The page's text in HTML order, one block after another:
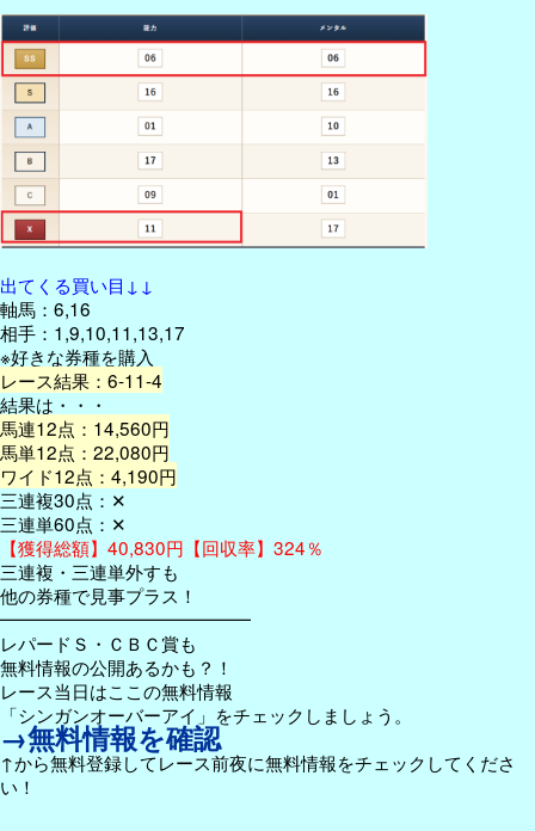
出てくる買い目↓↓
軸馬：6,16
相手：1,9,10,11,13,17
※好きな券種を購入
レース結果：6-11-4
結果は・・・
馬連12点：14,560円
馬単12点：22,080円
ワイド12点：4,190円
三連複30点：✕
三連単60点：✕
【獲得総額】40,830円【回収率】324％
三連複・三連単外すも
他の券種で見事プラス！
━━━━━━━━━━━━━━
レパードＳ・ＣＢＣ賞も
無料情報の公開あるかも？！
レース当日はここの無料情報
「シンガンオーバーアイ」をチェックしましょう。
→無料情報を確認
↑から無料登録してレース前夜に無料情報をチェックしてくださ
い！